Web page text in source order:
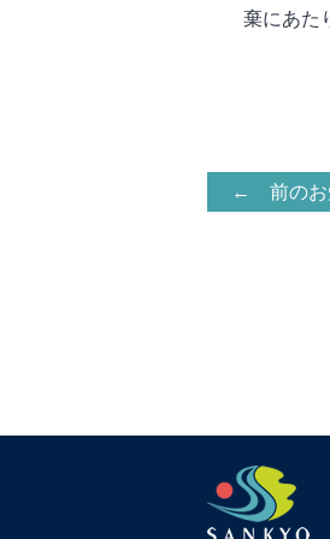
棄にあた
← 前のお